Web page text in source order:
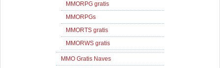
MMORPG gratis
MMORPGs
MMORTS gratis
MMORWS gratis
MMO Gratis Naves